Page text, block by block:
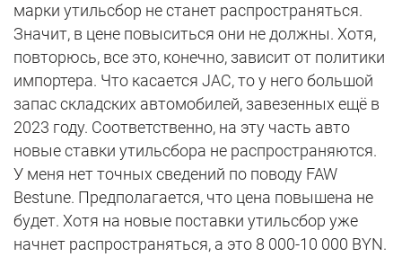
марки утильсбор не станет распространяться.
Значит, в цене повыситься они не должны. Хотя,
повторюсь, все это, конечно, зависит от политики
импортера. Что касается JAC, то у него большой
запас складских автомобилей, завезенных ещё в
2023 году. Соответственно, на эту часть авто
новые ставки утильсбора не распространяются.
У меня нет точных сведений по поводу FAW
Bestune. Предполагается, что цена повышена не
будет. Хотя на новые поставки утильсбор уже
начнет распространяться, а это 8 000-10 000 BYN.